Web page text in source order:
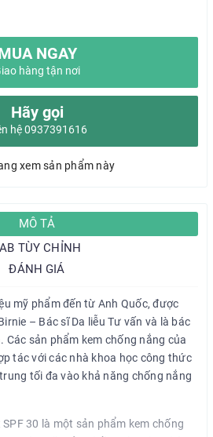
NGAY
hàng tận nơi
Hãy gọi
hệ 0937391616
xem sản phẩm này
MÔ TẢ
TÙY CHỈNH
ĐÁNH GIÁ
mỹ phẩm đến từ Anh Quốc, được
– Bác sĩ Da liễu Tư vấn và là bác
sản phẩm kem chống nắng của
tác với các nhà khoa học công thức
tối đa vào khả năng chống nắng
30 là một sản phẩm kem chống